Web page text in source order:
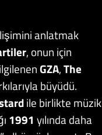
anlatmak
, onun için
GZA,The
büyüdü.
ile birlikte müzik
1991 yılında daha